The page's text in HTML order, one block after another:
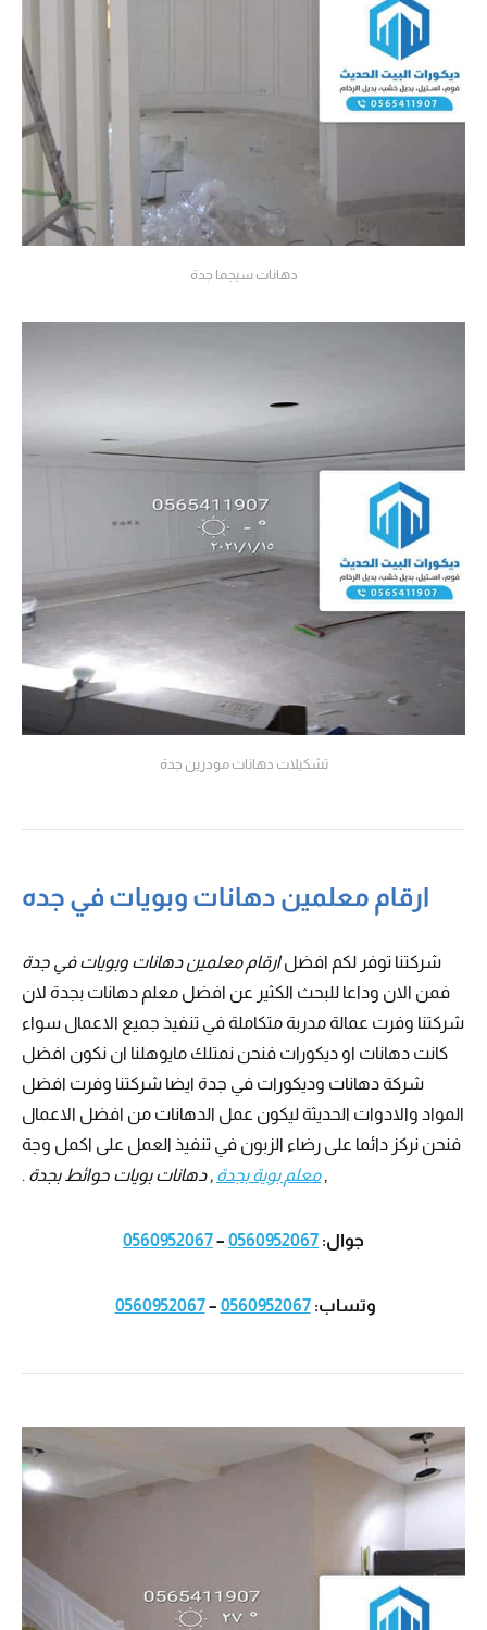
دهانات سيجما جدة
تشكيلات دهانات مودرين جدة
ارقام معلمين دهانات وبويات في جده
شركتنا توفر لكم افضلارقام معلمين دهانات وبويات في جدة
فمن الان وداعا للبحث الكثير عن افضل معلم دهانات بجدة لان
شركتنا وفرت عمالة مدربة متكاملة في تنفيذ جميع الاعمال سواء
كانت دهانات او ديكورات فنحن نمتلك مايوهلنا ان نكون افضل
شركة دهانات وديكورات في جدة ايضا شركتنا وفرت افضل
المواد والادوات الحديثة ليكون عمل الدهانات من افضل الاعمال
فنحن نركز دائما على رضاء الزبون في تنفيذ العمل على اكمل وجة
, معلم بوية بجدة , دهانات بويات حوائط بجدة .
جوال: 0560952067
–
0560952067
وتساب:0560952067
–
0560952067